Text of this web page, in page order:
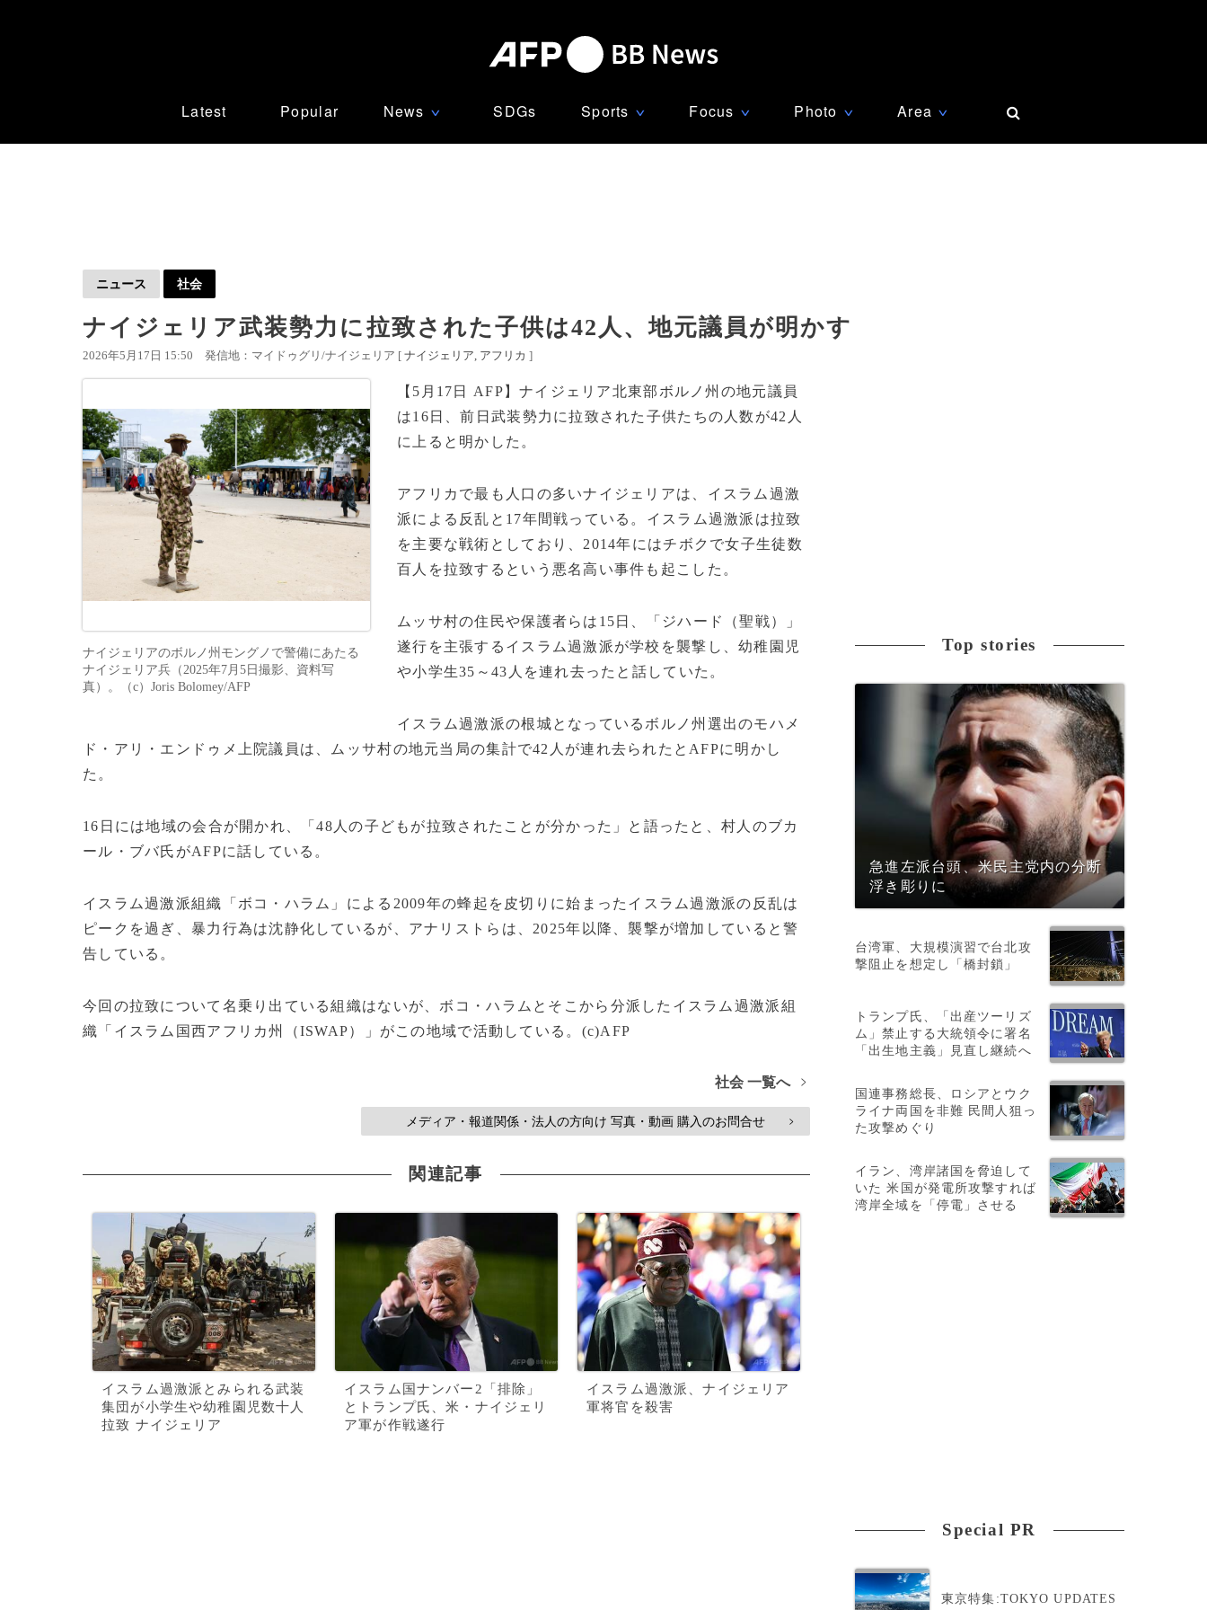
Latest Popular News ∨ SDGs Sports ∨ Focus ∨ Photo ∨ Area ∨
ニュース 社会
ナイジェリア武装勢力に拉致された子供は42人、地元議員が明かす
2026年5月17日 15:50 発信地：マイドゥグリ/ナイジェリア [ ナイジェリア アフリカ ]
ナイジェリアのボルノ州モングノで警備にあたる
ナイジェリア兵（2025年7月5日撮影、資料写
真）。（c）Joris Bolomey/AFP
【5月17日 AFP】ナイジェリア北東部ボルノ州の地元議員
は16日、前日武装勢力に拉致された子供たちの人数が42人
に上ると明かした。
アフリカで最も人口の多いナイジェリアは、イスラム過激
派による反乱と17年間戦っている。イスラム過激派は拉致
を主要な戦術としており、2014年にはチボクで女子生徒数
百人を拉致するという悪名高い事件も起こした。
ムッサ村の住民や保護者らは15日、「ジハード（聖戦）」
遂行を主張するイスラム過激派が学校を襲撃し、幼稚園児
や小学生35～43人を連れ去ったと話していた。
イスラム過激派の根城となっているボルノ州選出のモハメ
ド・アリ・エンドゥメ上院議員は、ムッサ村の地元当局の集計で42人が連れ去られたとAFPに明かし
た。
16日には地域の会合が開かれ、「48人の子どもが拉致されたことが分かった」と語ったと、村人のブカ
ール・ブバ氏がAFPに話している。
イスラム過激派組織「ボコ・ハラム」による2009年の蜂起を皮切りに始まったイスラム過激派の反乱は
ピークを過ぎ、暴力行為は沈静化しているが、アナリストらは、2025年以降、襲撃が増加していると警
告している。
今回の拉致について名乗り出ている組織はないが、ボコ・ハラムとそこから分派したイスラム過激派組
織「イスラム国西アフリカ州（ISWAP）」がこの地域で活動している。(c)AFP
社会 一覧へ >
メディア・報道関係・法人の方向け 写真・動画 購入のお問合せ >
関連記事
イスラム過激派とみられる武装
集団が小学生や幼稚園児数十人
拉致 ナイジェリア
イスラム国ナンバー2「排除」
とトランプ氏、米・ナイジェリ
ア軍が作戦遂行
イスラム過激派、ナイジェリア
軍将官を殺害
Top stories
急進左派台頭、米民主党内の分断
浮き彫りに
台湾軍、大規模演習で台北攻
撃阻止を想定し「橋封鎖」
トランプ氏、「出産ツーリズ
ム」禁止する大統領令に署名
「出生地主義」見直し継続へ
国連事務総長、ロシアとウク
ライナ両国を非難 民間人狙っ
た攻撃めぐり
イラン、湾岸諸国を脅迫して
いた 米国が発電所攻撃すれば
湾岸全域を「停電」させる
Special PR
東京特集:TOKYO UPDATES